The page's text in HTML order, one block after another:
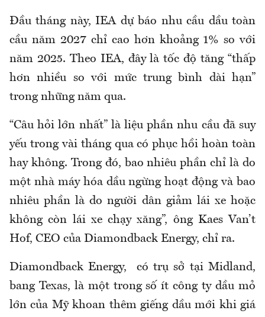
Đầu tháng này, IEA dự báo nhu cầu dầu toàn
cầu năm 2027 chỉ cao hơn khoảng 1% so với
năm 2025. Theo IEA, đây là tốc độ tăng “thấp
hơn nhiều so với mức trung bình dài hạn”
trong những năm qua.
“Câu hỏi lớn nhất” là liệu phần nhu cầu đã suy
yếu trong vài tháng qua có phục hồi hoàn toàn
hay không. Trong đó, bao nhiêu phần chỉ là do
một nhà máy hóa dầu ngừng hoạt động và bao
nhiêu phần là do người dân giảm lái xe hoặc
không còn lái xe chạy xăng”, ông Kaes Van’t
Hof, CEO của Diamondback Energy, chỉ ra.
Diamondback Energy, có trụ sở tại Midland,
bang Texas, là một trong số ít công ty dầu mỏ
lớn của Mỹ khoan thêm giếng dầu mới khi giá